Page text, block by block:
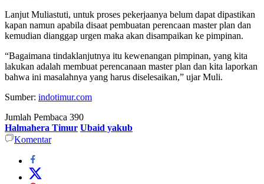
Lanjut Muliastuti, untuk proses pekerjaanya belum dapat dipastikan
kapan namun apabila disaat pembuatan perencaan master plan dan
kemudian dianggap urgen maka akan disampaikan ke pimpinan.
“Bagaimana tindaklanjutnya itu kewenangan pimpinan, yang kita
lakukan adalah membuat perencanaan master plan dan kita laporkan
bahwa ini masalahnya yang harus diselesaikan,” ujar Muli.
Sumber: indotimur.com
Jumlah Pembaca 390
Halmahera Timur Ubaid yakub
Komentar